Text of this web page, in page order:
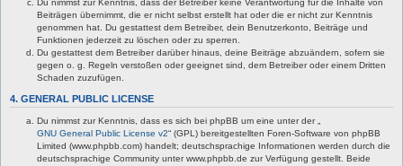
Du nimmst zur Kenntnis, dass der Betreiber keine Verantwortung für die Inhalte von
Beiträgen übernimmt, die er nicht selbst erstellt hat oder die er nicht zur Kenntnis
genommen hat. Du gestattest dem Betreiber, dein Benutzerkonto, Beiträge und
Funktionen jederzeit zu löschen oder zu sperren.
Du gestattest dem Betreiber darüber hinaus, deine Beiträge abzuändern, sofern sie
gegen o. g. Regeln verstoßen oder geeignet sind, dem Betreiber oder einem Dritten
Schaden zuzufügen.
4. GENERAL PUBLIC LICENSE
Du nimmst zur Kenntnis, dass es sich bei phpBB um eine unter der „
GNU General Public License v2“ (GPL) bereitgestellten Foren-Software von phpBB
Limited (www.phpbb.com) handelt; deutschsprachige Informationen werden durch die
deutschsprachige Community unter www.phpbb.de zur Verfügung gestellt. Beide